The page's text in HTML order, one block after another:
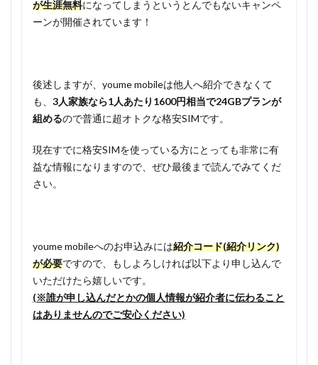
が生涯無料になってしまうというとんでもないキャンペ
ーンが開催されています！
後述しますが、youme mobileは他人へ紹介できなくて
も、 3人家族なら1人あたり1600円相当で24GBプランが
組めるので普通に超オトクな格安SIMです。
現在すでに格安SIMを使っている方にとっても非常に有
益な情報になりますので、ぜひ最後まで読んでみてくだ
さい。
youme mobileへのお申込みには紹介コード(紹介リンク)
が必要ですので、もしよろしければ以下より申し込んで
いただけたら嬉しいです。
(※誰が申し込んだとかの個人情報が紹介者に伝わること
はありませんのでご安心ください)